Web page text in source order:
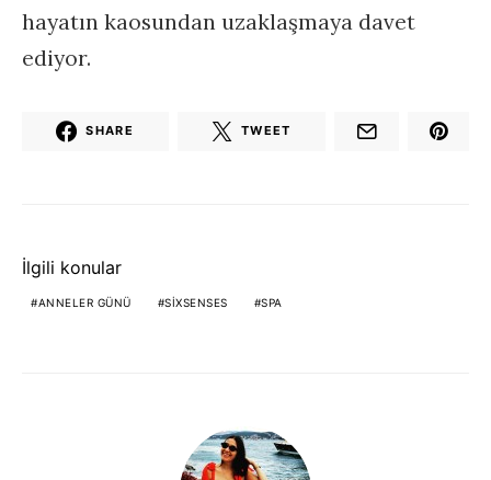
hayatın kaosundan uzaklaşmaya davet
ediyor.
SHARE TWEET
İlgili konular
ANNELER GÜNÜ SIXSENSES SPA